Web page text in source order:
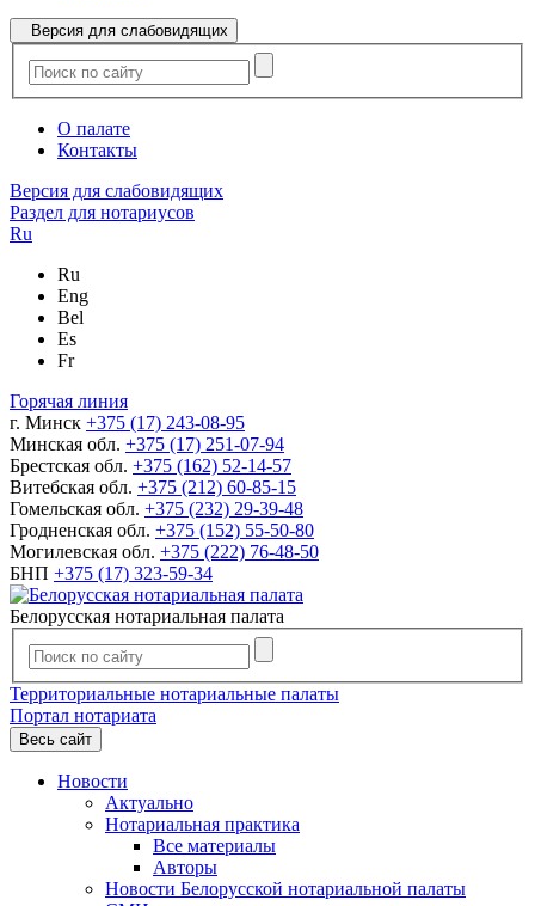
Версия для слабовидящих
О палате
Контакты
Версия для слабовидящих
Раздел для нотариусов
Ru
Ru
Eng
Bel
Es
Fr
Горячая линия
г. Минск +375 (17) 243-08-95
Минская обл. +375 (17) 251-07-94
Брестская обл. +375 (162) 52-14-57
Витебская обл. +375 (212) 60-85-15
Гомельская обл. +375 (232) 29-39-48
Гродненская обл. +375 (152) 55-50-80
Могилевская обл. +375 (222) 76-48-50
БНП +375 (17) 323-59-34
Белорусская нотариальная палата
Территориальные нотариальные палаты
Портал нотариата
Весь сайт
Новости
Актуально
Нотариальная практика
Все материалы
Авторы
Новости Белорусской нотариальной палаты